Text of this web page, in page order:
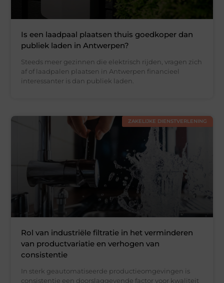
Is een laadpaal plaatsen thuis goedkoper dan
publiek laden in Antwerpen?
Steeds meer gezinnen die elektrisch rijden, vragen zich
af of laadpalen plaatsen in Antwerpen financieel
interessanter is dan publiek laden.
ZAKELIJKE DIENSTVERLENING
Rol van industriële filtratie in het verminderen
van productvariatie en verhogen van
consistentie
In sterk geautomatiseerde productieomgevingen is
consistentie een doorslaggevende factor voor kwaliteit